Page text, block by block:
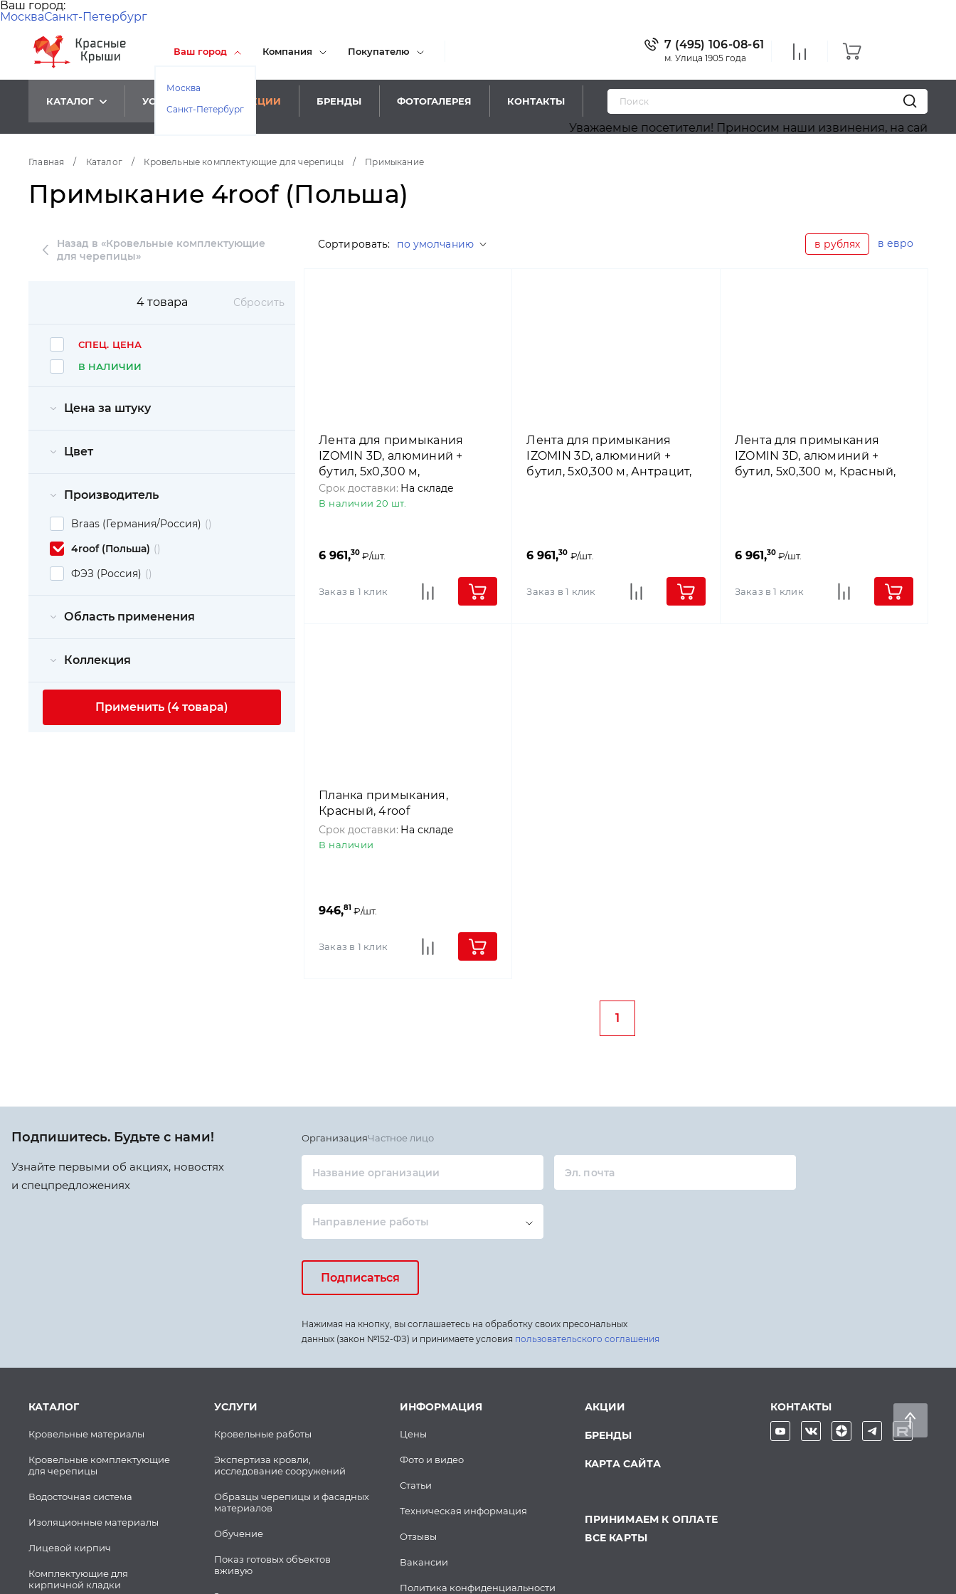
Ваш город:
МоскваСанкт-Петербург
Ваш город
Москва
Санкт-Петербург
Компания Покупателю
7 (495) 106-08-61
м. Улица 1905 года
КАТАЛОГ УСЛУГИ АКЦИИ БРЕНДЫ ФОТОГАЛЕРЕЯ КОНТАКТЫ
Уважаемые посетители! Приносим наши извинения, на сайте идёт
Главная / Каталог / Кровельные комплектующие для черепицы / Примыкание
Примыкание 4roof (Польша)
Назад в «Кровельные комплектующие
для черепицы»
Сбросить
4 товара
СПЕЦ. ЦЕНА
В НАЛИЧИИ
Цена за штуку
Цвет
Производитель
Braas (Германия/Россия)
4roof (Польша)
ФЭЗ (Россия)
Область применения
Коллекция
Применить (4 товара)
Сортировать: по умолчанию в рублях в евро
Лента для примыкания
IZOMIN 3D, алюминий +
бутил, 5х0,300 м,
Коричневый, 4roof
Срок доставки: На складе
В наличии 20 шт.
6 961,30 ₽/шт.
Заказ в 1 клик
Лента для примыкания
IZOMIN 3D, алюминий +
бутил, 5х0,300 м, Антрацит,
6 961,30 ₽/шт.
Заказ в 1 клик
Лента для примыкания
IZOMIN 3D, алюминий +
бутил, 5х0,300 м, Красный,
6 961,30₽/шт.
Заказ в 1 клик
Планка примыкания,
Красный, 4roof
Срок доставки: На складе
В наличии
946,81 ₽/шт.
Заказ в 1 клик
1
Подпишитесь. Будьте с нами!
Узнайте первыми об акциях, новостях
и спецпредложениях
ОрганизацияЧастное лицо
Название организации Эл. почта
Направление работы
Подписаться
Нажимая на кнопку, вы соглашаетесь на обработку своих пресональных
данных (закон №152-ФЗ) и принимаете условия пользовательского соглашения
КАТАЛОГ
Кровельные материалы
Кровельные комплектующие
для черепицы
Водосточная система
Изоляционные материалы
Лицевой кирпич
Комплектующие для
кирпичной кладки
УСЛУГИ
Кровельные работы
Экспертиза кровли,
исследование сооружений
Образцы черепицы и фасадных
материалов
Обучение
Показ готовых объектов
вживую
ИНФОРМАЦИЯ
Цены
Фото и видео
Статьи
Техническая информация
Отзывы
Вакансии
Политика конфиденциальности
АКЦИИ
БРЕНДЫ
КАРТА САЙТА
ПРИНИМАЕМ К ОПЛАТЕ
ВСЕ КАРТЫ
КОНТАКТЫ